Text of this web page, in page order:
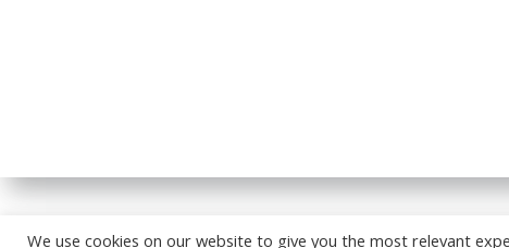
© 2026
We use cookies on our website to give you the most relevant